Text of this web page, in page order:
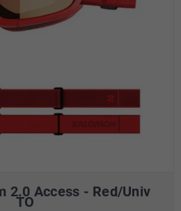
2.0 Access - Red/Univ
TO